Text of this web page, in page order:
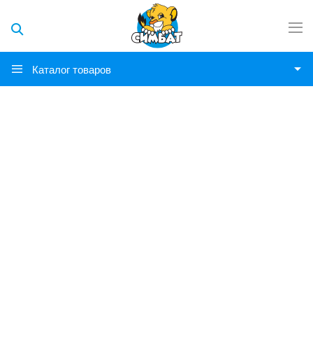
Каталог товаров